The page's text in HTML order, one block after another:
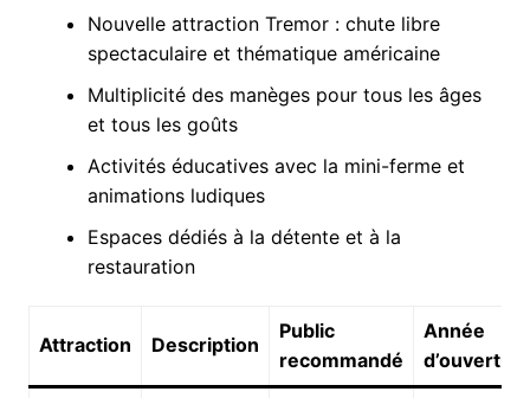
Nouvelle attraction Tremor : chute libre
spectaculaire et thématique américaine
Multiplicité des manèges pour tous les âges
et tous les goûts
Activités éducatives avec la mini-ferme et
animations ludiques
Espaces dédiés à la détente et à la
restauration
Attraction Description
Public
recommandé
Année